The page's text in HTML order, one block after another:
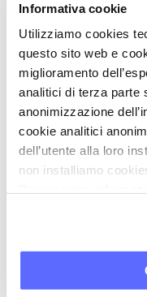
Informativa cookie
Utilizziamo cookies
questo sito web e
miglioramento
analitici di terza parte
anonimizzazione
cookie analitici
dell’utente alla loro
non installiamo
si metterà alla
finalmente la
anni i primi
proprio la
psicoterapia,
rimettere
radici, e a dare
Il cognome
sognata di